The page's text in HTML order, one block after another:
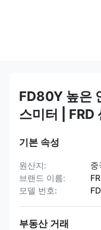
FD80Y 높은
스미터 | FRD
기본 속성
원산지:
중
브랜드 이름:
모델 번호:
부동산 거래